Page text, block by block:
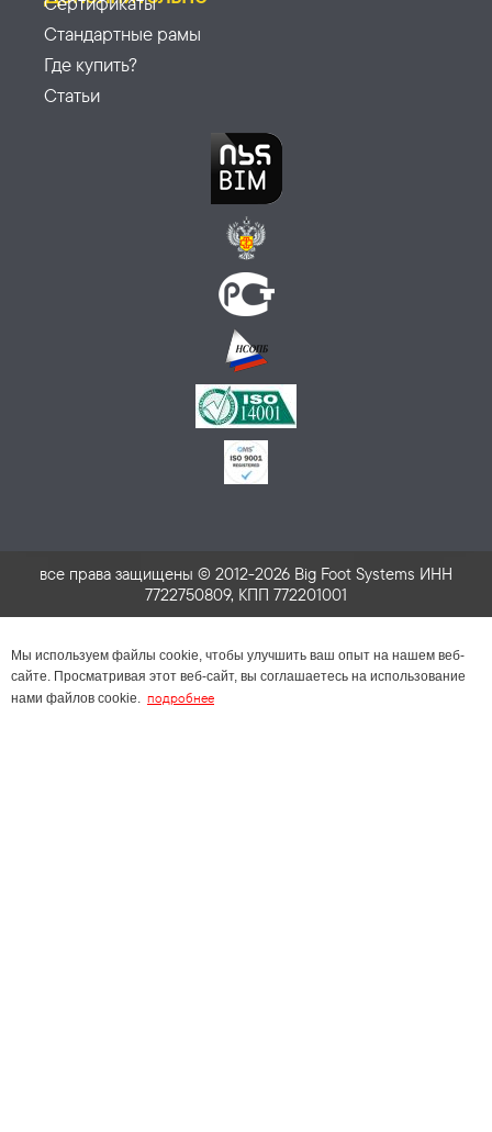
Стандартные рамы
Где купить?
Статьи
все права защищены © 2012-2026 Big Foot Systems ИНН
7722750809, КПП 772201001
Мы используем файлы cookie, чтобы улучшить ваш опыт на нашем веб-
сайте. Просматривая этот веб-сайт, вы соглашаетесь на использование
нами файлов cookie. подробнее